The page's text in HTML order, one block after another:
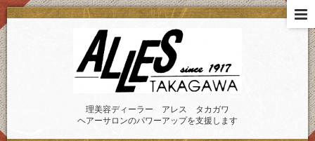
理美容ディーラー アレス タカガワ
ヘアーサロンのパワーアップを支援します